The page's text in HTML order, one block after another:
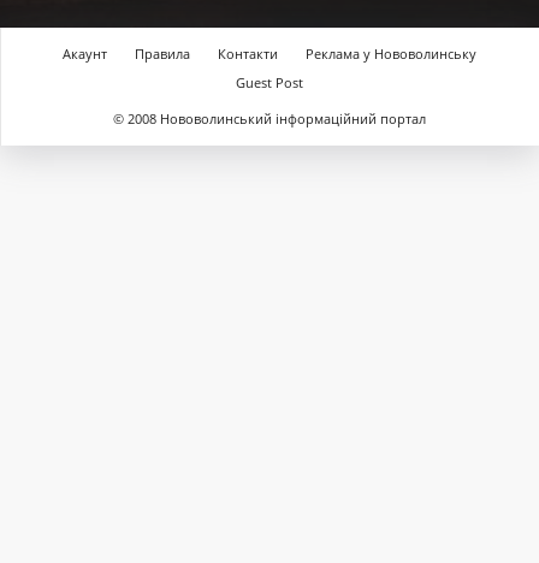
Акаунт Правила Контакти
Реклама у Нововолинську
Guest Post
© 2008 Нововолинський інформаційний портал